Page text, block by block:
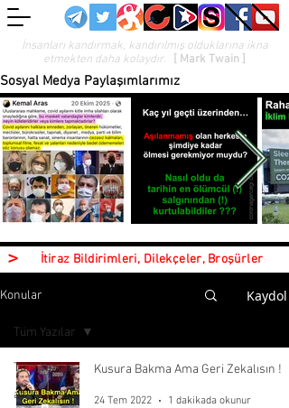
İnsanları kandırmak, kandırılmış olduklarına ikna
etmekten daha kolaydır.
[ Mark Twain ]
Sosyal Medya Paylaşımlarımız
İtiraz Bildirimleri, Dilekçeler, Broşürler
>
Konular Kaydol
Tüm Yazılar
aşı
Tüm Yazılar
Kusura Bakma Ama Geri Zekalısın !
24 Tem 2022 1 dakikada okunur